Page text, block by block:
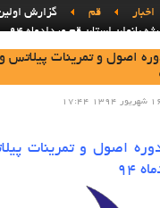
اخبار قم
گزارش
بانوان استان قم مردادماه 94
اصول و تمرینات پیلاتس
اصول و تمرینات
94